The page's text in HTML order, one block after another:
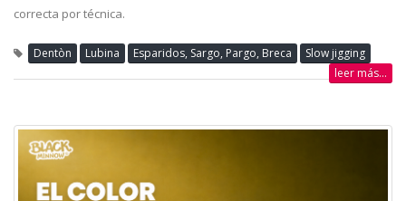
correcta por técnica.
Dentòn Lubina Esparidos, Sargo, Pargo, Breca
Slow jigging
leer más...